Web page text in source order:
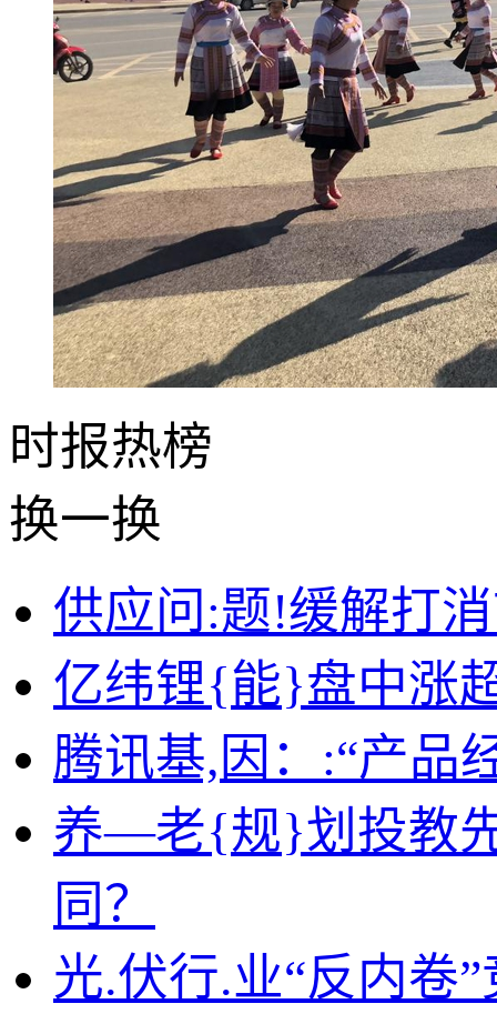
时报热榜
换一换
供应问:题!缓解打
亿纬锂{能}盘中涨
腾讯基,因：:“产品
养—老{规}划投教
同？
光.伏行.业“反内卷